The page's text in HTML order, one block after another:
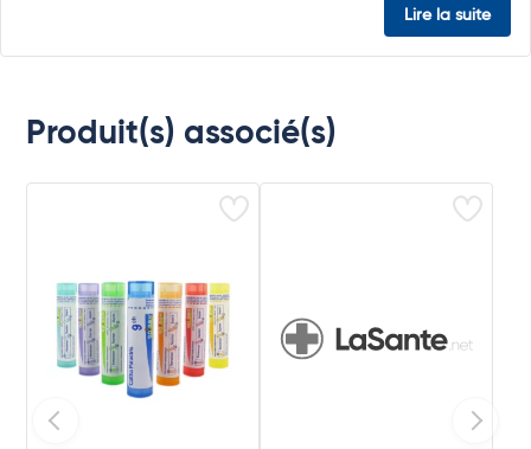
Lire la suite
Produit(s) associé(s)